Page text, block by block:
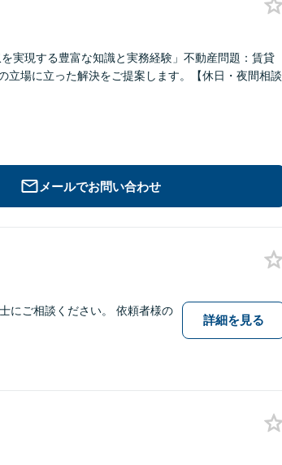
実現する豊富な知識と実務経験」不動産問題：賃貸
場に立った解決をご提案します。【休日・夜間相談
メールでお問い合わせ
にご相談ください。 依頼者様の
詳細を見る